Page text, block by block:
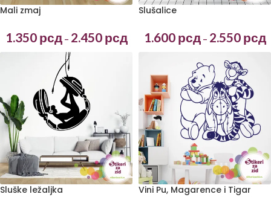
Mali zmaj
1.350 рсд – 2.450 рсд
Slušalice
1.600 рсд – 2.550 рсд
Sluške ležaljka Vini Pu, Magarence i Tigar